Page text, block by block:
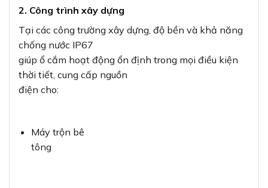
2. Công trình xây dựng
Tại các công trường xây dựng, độ bền và khả năng
chống nước IP67
giúp ổ cắm hoạt động ổn định trong mọi điều kiện
thời tiết, cung cấp nguồn
điện cho:
Máy trộn bê
tông